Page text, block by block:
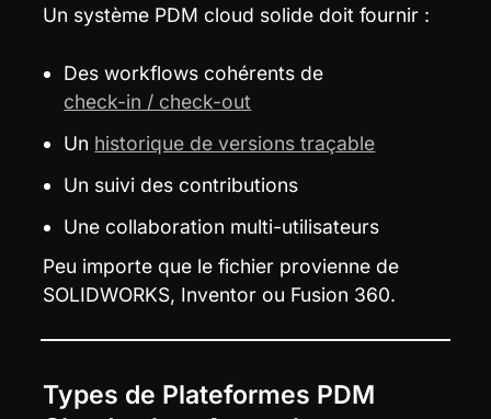
Un système PDM cloud solide doit fournir :
Des workflows cohérents de
check-in / check-out
Un historique de versions traçable
Un suivi des contributions
Une collaboration multi-utilisateurs
Peu importe que le fichier provienne de
SOLIDWORKS, Inventor ou Fusion 360.
Types de Plateformes PDM